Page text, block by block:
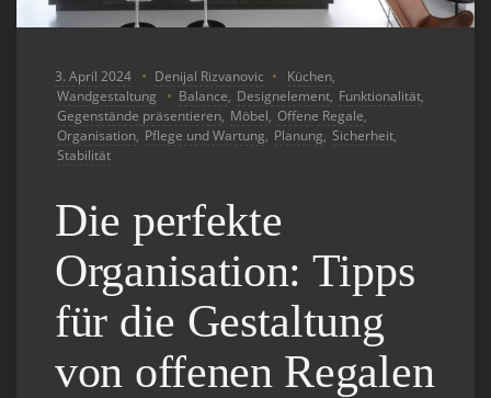
3. April 2024 Denijal Rizvanovic Küchen,
Wandgestaltung
Balance, Designelement, Funktionalität,
Gegenstände präsentieren, Möbel, Offene Regale,
Organisation, Pflege und Wartung, Planung, Sicherheit,
Stabilität
Die perfekte
Organisation: Tipps
für die Gestaltung
von offenen Regalen